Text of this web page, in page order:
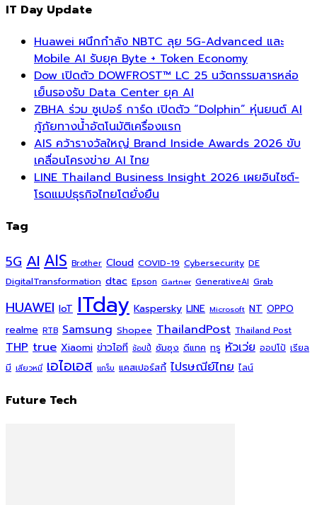
IT Day Update
Huawei ผนึกกำลัง NBTC ลุย 5G-Advanced และ
Mobile AI รับยุค Byte + Token Economy
Dow เปิดตัว DOWFROST™ LC 25 นวัตกรรมสารหล่อ
เย็นรองรับ Data Center ยุค AI
ZBHA ร่วม ซูเปอร์ การ์ด เปิดตัว “Dolphin” หุ่นยนต์ AI
กู้ภัยทางน้ำอัตโนมัติเครื่องแรก
AIS คว้ารางวัลใหญ่ Brand Inside Awards 2026 ขับ
เคลื่อนโครงข่าย AI ไทย
LINE Thailand Business Insight 2026 เผยอินไซต์-
โรดแมปธุรกิจไทยโตยั่งยืน
Tag
5G AI AIS Brother Cloud COVID-19 Cybersecurity DE
DigitalTransformation dtac Epson Gartner GenerativeAI Grab
HUAWEI IoT ITday Kaspersky LINE Microsoft NT OPPO
realme RTB Samsung Shopee ThailandPost Thailand Post
THP true Xiaomi ข่าวไอที ช้อปปี้ ซัมซุง ดีแทค ทรู หัวเว่ย ออปโป้ เรียล
มี เสียวหมี่ เอไอเอส แกร็บ แคสเปอร์สกี้ ไปรษณีย์ไทย ไลน์
Future Tech